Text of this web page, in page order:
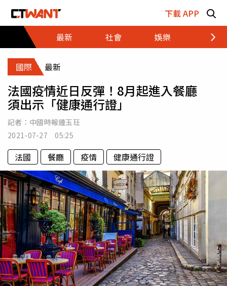
下載 APP
最新
社會 娛樂 財經
國際 最新
法國疫情近日反彈！8月起進入餐廳
須出示「健康通行證」
記者： 中國時報鍾玉玨
2021-07-27 05:25
法國 餐廳 疫情 健康通行證